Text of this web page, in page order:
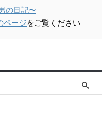
の日記〜
ページをご覧ください